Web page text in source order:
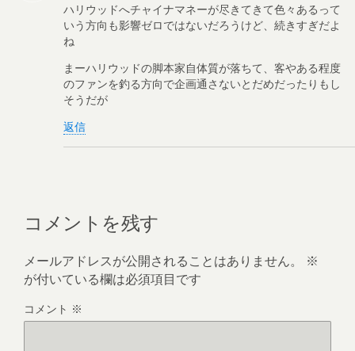
ハリウッドへチャイナマネーが尽きてきて色々あるって
いう方向も影響ゼロではないだろうけど、続きすぎだよ
ね
まーハリウッドの脚本家自体質が落ちて、客やある程度
のファンを釣る方向で企画通さないとだめだったりもし
そうだが
返信
コメントを残す
メールアドレスが公開されることはありません。
※
が付いている欄は必須項目です
コメント ※